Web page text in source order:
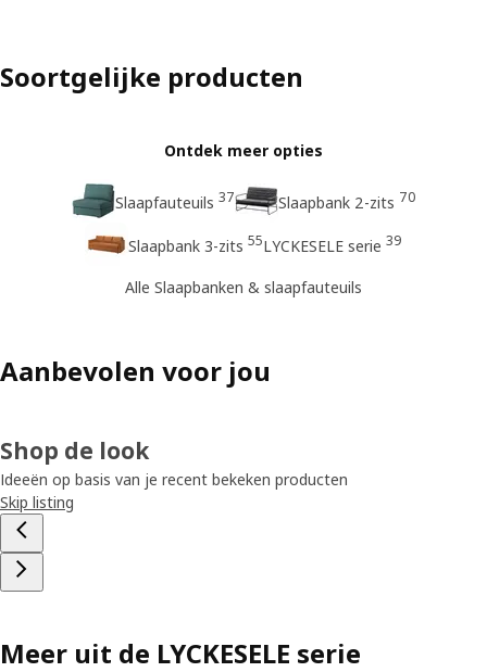
Soortgelijke producten
Ontdek meer opties
Slaapfauteuils 37 Slaapbank 2-zits 70
Slaapbank 3-zits 55LYCKESELE serie 39
Alle Slaapbanken & slaapfauteuils
Aanbevolen voor jou
Shop de look
Ideeën op basis van je recent bekeken producten
Skip listing
Meer uit de LYCKESELE serie